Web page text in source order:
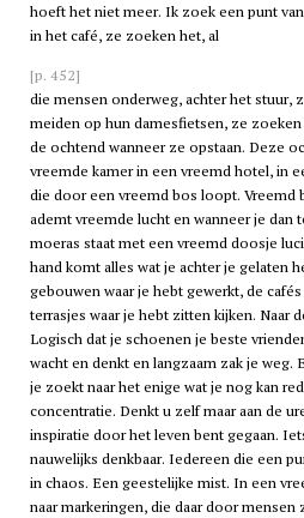
hoeft het niet meer. Ik zoek een punt
in het café, ze zoeken het, al
[p. 452]
die mensen onderweg, achter het stuur,
meiden op hun damesfietsen, ze
de ochtend wanneer ze opstaan. Deze
vreemde kamer in een vreemd hotel, in
die door een vreemd bos loopt. Vreemd
ademt vreemde lucht en wanneer je dan
moeras staat met een vreemd doosje
hand komt alles wat je achter je gelaten
gebouwen waar je hebt gewerkt, de
terrasjes waar je hebt zitten kijken. Naar
Logisch dat je schoenen je beste
wacht en denkt en langzaam zak je weg.
je zoekt naar het enige wat je nog kan
concentratie. Denkt u zelf maar aan de
inspiratie door het leven bent gegaan.
nauwelijks denkbaar. Iedereen die een
in chaos. Een geestelijke mist. In een
naar markeringen, die daar door